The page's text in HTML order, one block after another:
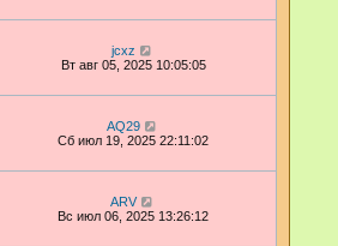
jcxz
Вт авг 05, 2025 10:05:05
AQ29
Сб июл 19, 2025 22:11:02
ARV
Вс июл 06, 2025 13:26:12